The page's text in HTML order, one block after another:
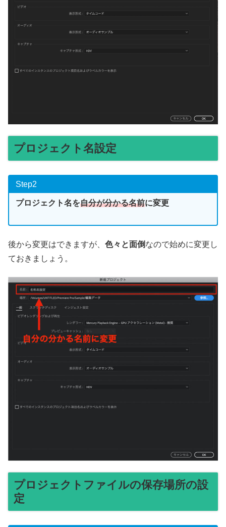
プロジェクト名設定
Step2
プロジェクト名を自分が分かる名前に変更
後から変更はできますが、 色々と面倒なので始めに変更し
ておきましょう。
プロジェクトファイルの保存場所の設
定